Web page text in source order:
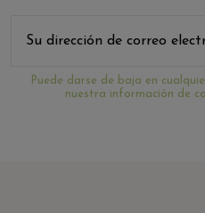
Puede darse de baja en
nuestra información de